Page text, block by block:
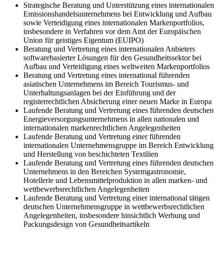
Strategische Beratung und Unterstützung eines internationalen
Emissionshandelsunternehmens bei Entwicklung und Aufbau
sowie Verteidigung eines internationalen Markenportfolios,
insbesondere in Verfahren vor dem Amt der Europäischen
Union für geistiges Eigentum (EUIPO)
Beratung und Vertretung eines internationalen Anbieters
softwarebasierter Lösungen für den Gesundheitssektor bei
Aufbau und Verteidigung eines weltweiten Markenportfolios
Beratung und Vertretung eines international führenden
asiatischen Unternehmens im Bereich Tourismus- und
Unterhaltungsanlagen bei der Einführung und der
registerrechtlichen Absicherung einer neuen Marke in Europa
Laufende Beratung und Vertretung eines führenden deutschen
Energieversorgungsunternehmens in allen nationalen und
internationalen markenrechtlichen Angelegenheiten
Laufende Beratung und Vertretung einer führenden
internationalen Unternehmensgruppe im Bereich Entwicklung
und Herstellung von beschichteten Textilien
Laufende Beratung und Vertretung eines führenden deutschen
Unternehmens in den Bereichen Systemgastronomie,
Hotellerie und Lebensmittelproduktion in allen marken- und
wettbewerbsrechtlichen Angelegenheiten
Laufende Beratung und Vertretung einer international tätigen
deutschen Unternehmensgruppe in wettbewerbsrechtlichen
Angelegenheiten, insbesondere hinsichtlich Werbung und
Packungsdesign von Gesundheitsartikeln